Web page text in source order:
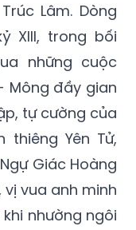
Lâm. Dòng
XIII, trong bối
những cuộc
Mông đầy gian
tự cường của
thiêng Yên Tử,
Giác Hoàng
vị vua anh minh
nhường ngôi